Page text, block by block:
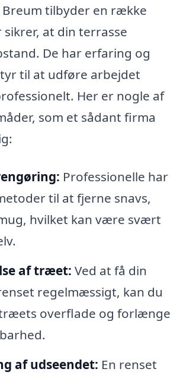
tilbyder en række
at din terrasse
De har erfaring og
til at udføre arbejdet
Her er nogle af
som et sådant firma
Professionelle har
til at fjerne snavs,
hvilket kan være svært
af træet: Ved at få din
regelmæssigt, kan du
overflade og forlænge
af udseendet: En renset